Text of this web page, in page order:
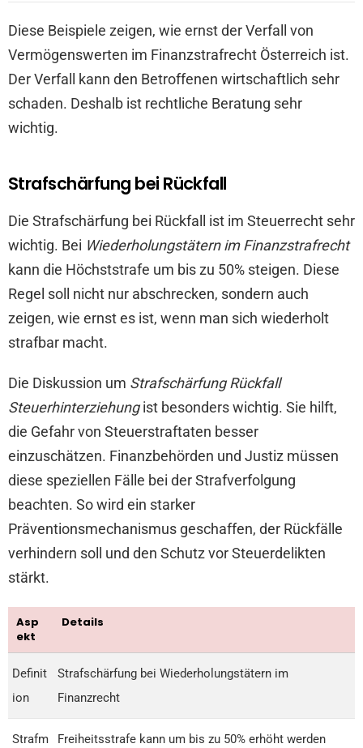
Diese Beispiele zeigen, wie ernst der Verfall von
Vermögenswerten im Finanzstrafrecht Österreich ist.
Der Verfall kann den Betroffenen wirtschaftlich sehr
schaden. Deshalb ist rechtliche Beratung sehr
wichtig.
Strafschärfung bei Rückfall
Die Strafschärfung bei Rückfall ist im Steuerrecht sehr
wichtig. Bei Wiederholungstätern im Finanzstrafrecht
kann die Höchststrafe um bis zu 50% steigen. Diese
Regel soll nicht nur abschrecken, sondern auch
zeigen, wie ernst es ist, wenn man sich wiederholt
strafbar macht.
Die Diskussion um Strafschärfung Rückfall
Steuerhinterziehungist besonders wichtig. Sie hilft,
die Gefahr von Steuerstraftaten besser
einzuschätzen. Finanzbehörden und Justiz müssen
diese speziellen Fälle bei der Strafverfolgung
beachten. So wird ein starker
Präventionsmechanismus geschaffen, der Rückfälle
verhindern soll und den Schutz vor Steuerdelikten
stärkt.
Asp
ekt
Details
Definit
ion
Strafschärfung bei Wiederholungstätern im
Finanzrecht
Strafm
Freiheitsstrafe kann um bis zu 50% erhöht werden